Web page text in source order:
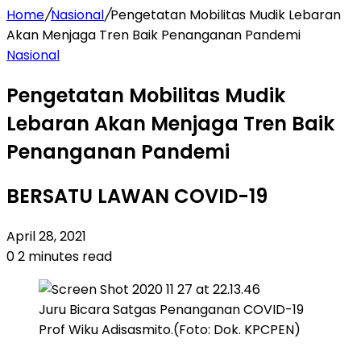
Home/Nasional/Pengetatan Mobilitas Mudik Lebaran
Akan Menjaga Tren Baik Penanganan Pandemi
Nasional
Pengetatan Mobilitas Mudik
Lebaran Akan Menjaga Tren Baik
Penanganan Pandemi
BERSATU LAWAN COVID-19
April 28, 2021
02 minutes read
Juru Bicara Satgas Penanganan COVID-19
Prof Wiku Adisasmito.(Foto: Dok. KPCPEN)